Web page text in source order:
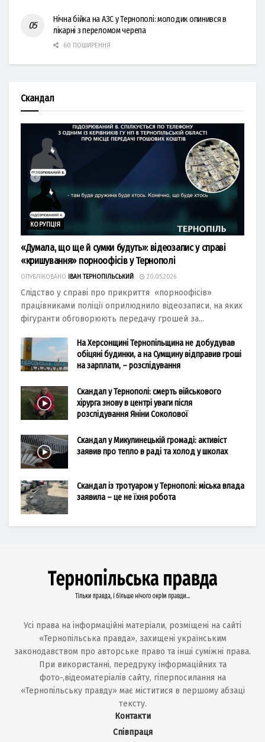
Нічна бійка на АЗС у Тернополі: молодик опинився в
лікарні з переломом черепа
60 ПОШИРЕННЯ
Скандал
КОРУПЦІЯ
«Думала, що ще й сумки будуть»: відеозапис у справі
«кришування» порноофісів у Тернополі
ОПУБЛІКОВАНО ІВАН ТЕРНОПІЛЬСЬКИЙ 20.05.2026
Слідство у справі про прикриття «порноофісів»
працівниками поліції оприлюднило відеозаписи, на яких
фігуранти обговорюють передачу грошей за...
На Херсонщині Тернопільщина не добудував
обіцяні будинки, а на Сумщину відправив гроші
на зарплати, – розслідування
Скандал у Тернополі: смерть військового
хірурга знову в центрі уваги після
розслідування Яніни Соколової
Скандал у Микулинецькій громаді: активіст
заявив про тепло в раді та холод у школах
Скандал із тротуаром у Тернополі: міська влада
заявила – це не їхня робота
Усі права на інформаційні матеріали, розміщені на сайті
«Тернопільська правда», захищені українським
законодавством про авторське право та інші суміжні права.
При використанні, передруку інформаційних та
фото-,відеоматеріалів сайту, гіперпосилання на
«Тернопільську правду» має міститися в першому абзаці
тексту.
Контакти
Співпраця